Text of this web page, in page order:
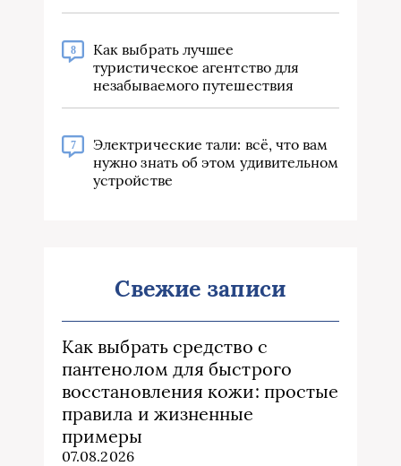
8
Как выбрать лучшее
туристическое агентство для
незабываемого путешествия
7
Электрические тали: всё, что вам
нужно знать об этом удивительном
устройстве
Свежие записи
Как выбрать средство с
пантенолом для быстрого
восстановления кожи: простые
правила и жизненные
примеры
07.08.2026